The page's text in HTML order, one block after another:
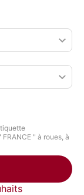
" à roues, à